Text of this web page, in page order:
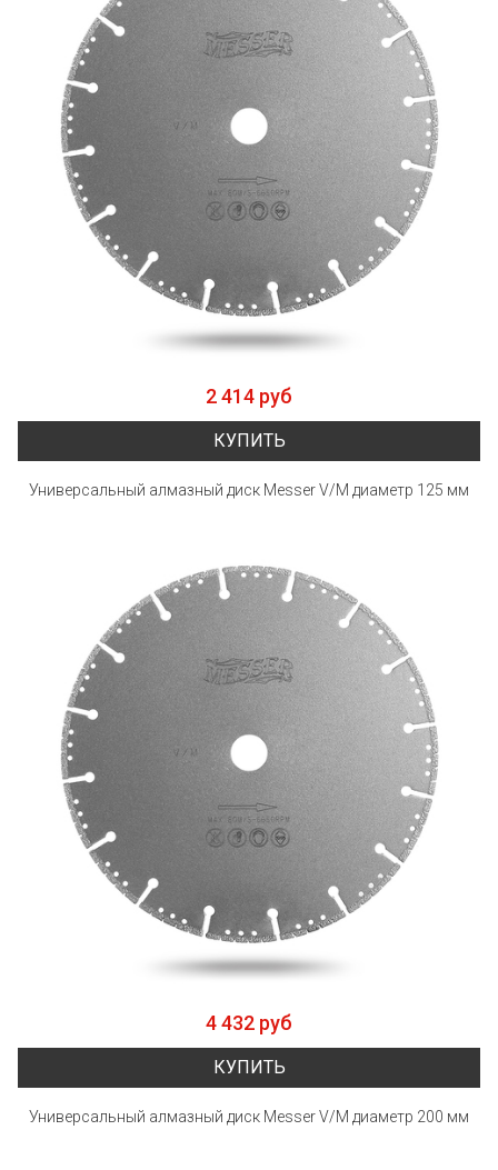
2 414 руб
КУПИТЬ
Универсальный алмазный диск Messer V/M диаметр 125 мм
4 432 руб
КУПИТЬ
Универсальный алмазный диск Messer V/M диаметр 200 мм